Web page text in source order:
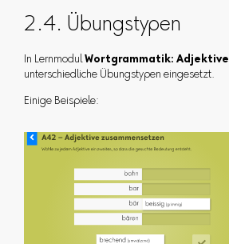
2.4. Übungstypen
In LernmodulWortgrammatik: Adjektive
unterschiedliche Übungstypen eingesetzt.
Einige Beispiele: